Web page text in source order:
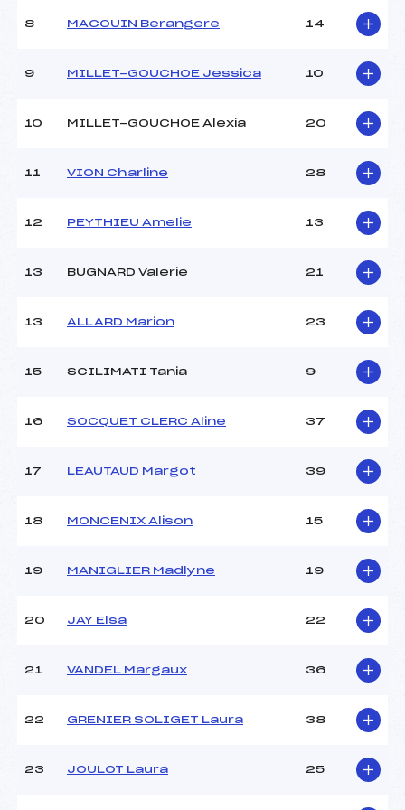
(FRA)
Ouvreurs D :
Météo :
NUAGEUX
53
Traceur :
BERNERON PIERRE (FRA)
(FRA)
JOLY MARION (FRA)
Ouvreurs D :
2
2
8 MACOUIN Berangere 14
9 MILLET-GOUCHOE Jessica 10
10 MILLET-GOUCHOE Alexia 20
11 VION Charline 28
12 PEYTHIEU Amelie 13
13 BUGNARD Valerie 21
13 ALLARD Marion 23
15 SCILIMATI Tania 9
16 SOCQUET CLERC Aline 37
17 LEAUTAUD Margot 39
18 MONCENIX Alison 15
19 MANIGLIER Madlyne 19
20 JAY Elsa 22
21 VANDEL Margaux 36
22 GRENIER SOLIGET Laura 38
23 JOULOT Laura 25